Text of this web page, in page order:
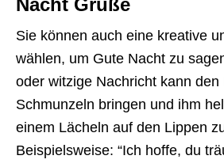
Nacht Grüße
Sie können auch eine kreative
wählen, um Gute Nacht zu
oder witzige Nachricht kann den
Schmunzeln bringen und ihm
einem Lächeln auf den Lippen
Beispielsweise: “Ich hoffe, du